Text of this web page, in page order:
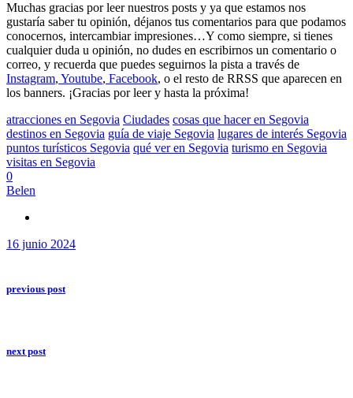
Muchas gracias por leer nuestros posts y ya que estamos nos
gustaría saber tu opinión, déjanos tus comentarios para que podamos
conocernos, intercambiar impresiones…Y como siempre, si tienes
cualquier duda u opinión, no dudes en escribirnos un comentario o
correo, y recuerda que puedes seguirnos la pista a través de
Instagram, Youtube, Facebook, o el resto de RRSS que aparecen en
los banners. ¡Gracias por leer y hasta la próxima!
atracciones en Segovia Ciudades cosas que hacer en Segovia
destinos en Segovia guía de viaje Segovia lugares de interés Segovia
puntos turísticos Segovia qué ver en Segovia turismo en Segovia
visitas en Segovia
0
Belen
16 junio 2024
previous post
next post